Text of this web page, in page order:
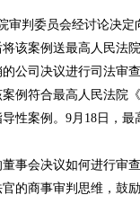
委员会经讨论决定
该案例送最高人民法
公司决议进行司法审
例符合最高人民法院
性案例。9月18日，
会决议如何进行审查
的商事审判思维，鼓